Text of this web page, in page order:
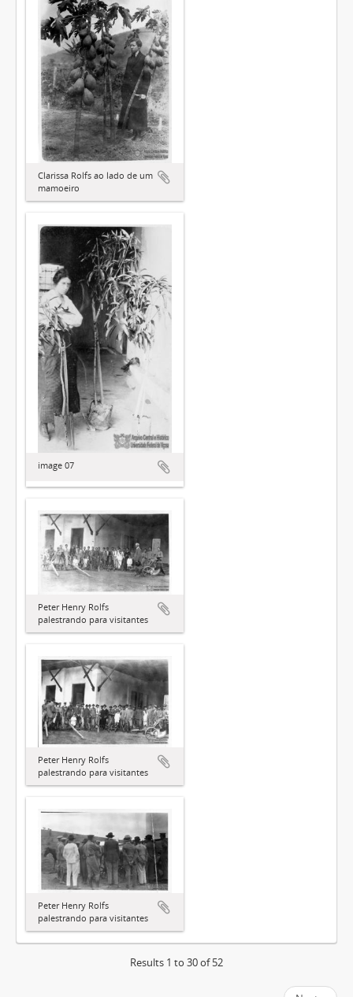
Clarissa Rolfs ao lado de um
mamoeiro
image 07
Peter Henry Rolfs
palestrando para visitantes
Peter Henry Rolfs
palestrando para visitantes
Peter Henry Rolfs
palestrando para visitantes
Results 1 to 30 of 52